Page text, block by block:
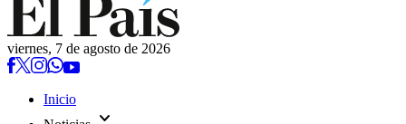
viernes, 7 de agosto de 2026
Inicio
expand_more